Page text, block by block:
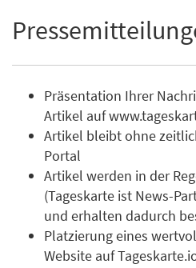
Präsentation Ihrer
Artikel auf
Artikel bleibt ohne
Portal
Artikel werden in der
(Tageskarte ist News-
und erhalten dadurch
Platzierung eines
Website auf